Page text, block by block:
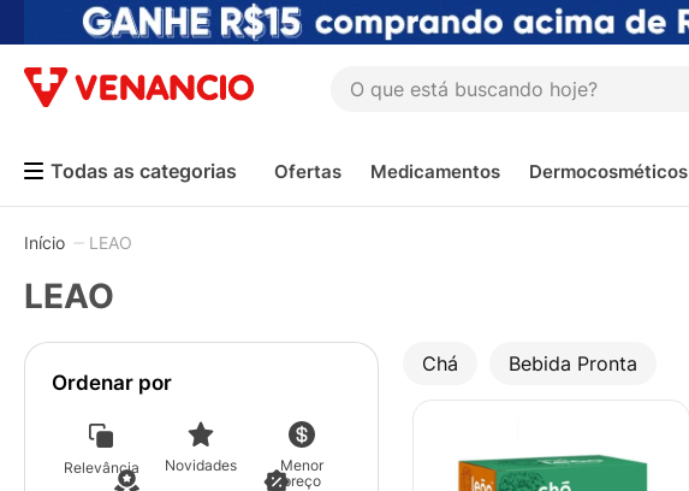
O que está buscando hoje?
Ofertas Medicamentos Dermocosméticos
LEAO
LEAO
Ordenar por
Relevância Novidades
Menor
preço
Chá Bebida Pronta
1º
coristina
5º
protetor solar
shampoo
8º
esmalte